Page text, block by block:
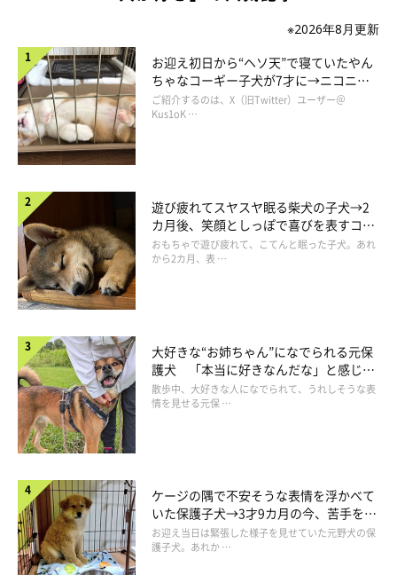
※2026年8月更新
お迎え初日から“ヘソ天”で寝ていたやん
ちゃなコーギー子犬が7才に→ニコニ
コ“コーギースマイル”が魅力のコに成
長！
ご紹介するのは、X（旧Twitter）ユーザー＠
Kus1oK …
遊び疲れてスヤスヤ眠る柴犬の子犬→2
カ月後、笑顔としっぽで喜びを表すコに
成長！
おもちゃで遊び疲れて、こてんと眠った子犬。あれ
から2カ月、表 …
大好きな“お姉ちゃん”になでられる元保
護犬 「本当に好きなんだな」と感じる
表情にほっこり
散歩中、大好きな人になでられて、うれしそうな表
情を見せる元保 …
ケージの隅で不安そうな表情を浮かべて
いた保護子犬→3才9カ月の今、苦手を克
服し頼もしいコに成長！
お迎え当日は緊張した様子を見せていた元野犬の保
護子犬。あれか …